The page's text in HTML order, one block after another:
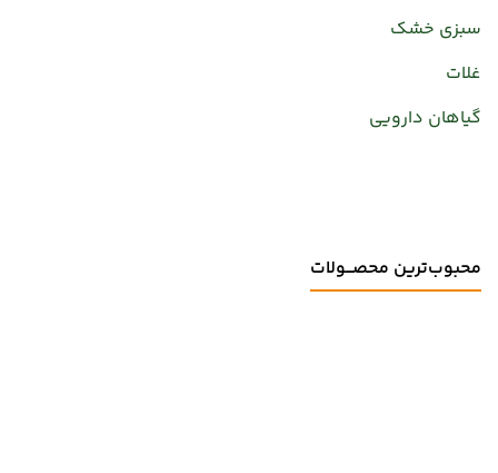
سبزی خشک
غلات
گیاهان دارویی
محبوب‌ترین محصـــولات